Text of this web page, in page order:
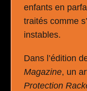
enfants en
traités comme
instables.
Dans l’édition
Magazine, un
Protection